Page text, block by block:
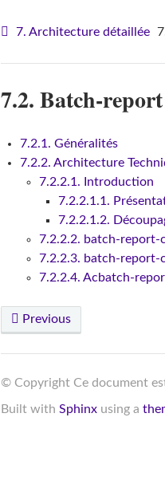
7. Architecture détaillée
7.2. Batch-report
7.2.1. Généralités
7.2.2. Architecture
7.2.2.1. Introduction
7.2.2.1.1.
7.2.2.1.2.
7.2.2.2. batch-report-
7.2.2.3. batch-report-
7.2.2.4. Acbatch-
Previous
© Copyright Ce document
Built with Sphinxusing a